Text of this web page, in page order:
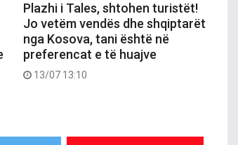
Plazhi i Tales, shtohen turistët!
Jo vetëm vendës dhe shqiptarët
nga Kosova, tani është në
preferencat e të huajve
13/07 13:10